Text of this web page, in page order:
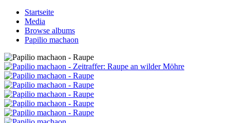
Startseite
Media
Browse albums
Papilio machaon